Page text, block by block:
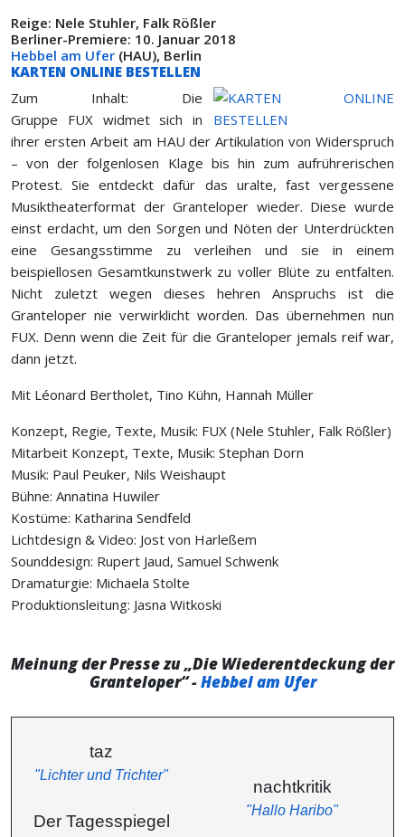
Reige: Nele Stuhler, Falk Rößler
Berliner-Premiere: 10. Januar 2018
Hebbel am Ufer (HAU), Berlin
KARTEN ONLINE BESTELLEN
Zum Inhalt: Die
Gruppe FUX widmet sich in
ihrer ersten Arbeit am HAU der Artikulation von Widerspruch
– von der folgenlosen Klage bis hin zum aufrührerischen
Protest. Sie entdeckt dafür das uralte, fast vergessene
Musiktheaterformat der Granteloper wieder. Diese wurde
einst erdacht, um den Sorgen und Nöten der Unterdrückten
eine Gesangsstimme zu verleihen und sie in einem
beispiellosen Gesamtkunstwerk zu voller Blüte zu entfalten.
Nicht zuletzt wegen dieses hehren Anspruchs ist die
Granteloper nie verwirklicht worden. Das übernehmen nun
FUX. Denn wenn die Zeit für die Granteloper jemals reif war,
dann jetzt.
Mit Léonard Bertholet, Tino Kühn, Hannah Müller
Konzept, Regie, Texte, Musik: FUX (Nele Stuhler, Falk Rößler)
Mitarbeit Konzept, Texte, Musik: Stephan Dorn
Musik: Paul Peuker, Nils Weishaupt
Bühne: Annatina Huwiler
Kostüme: Katharina Sendfeld
Lichtdesign & Video: Jost von Harleßem
Sounddesign: Rupert Jaud, Samuel Schwenk
Dramaturgie: Michaela Stolte
Produktionsleitung: Jasna Witkoski
Meinung der Presse zu „Die Wiederentdeckung der
Granteloper“ -Hebbel am Ufer
taz
"Lichter und Trichter"
Der Tagesspiegel
nachtkritik
"Hallo Haribo"